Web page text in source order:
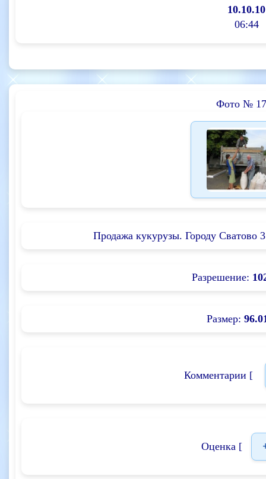
10.10.10
06:44
Фото №
Продажа кукурузы. Городу Сватово
Разрешение:
Размер:
Комментарии [
Оценка [